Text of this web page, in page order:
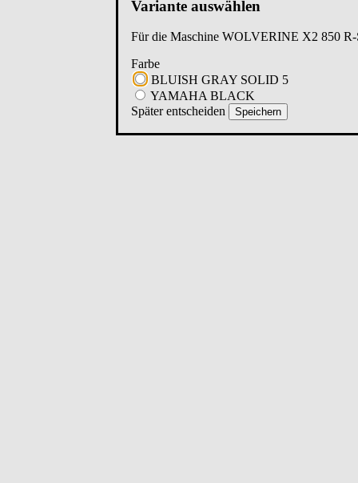
Variante auswählen
Für die Maschine WOLVERINE X2 850
Farbe
BLUISH GRAY SOLID 5
YAMAHA BLACK
Später entscheiden
Speichern